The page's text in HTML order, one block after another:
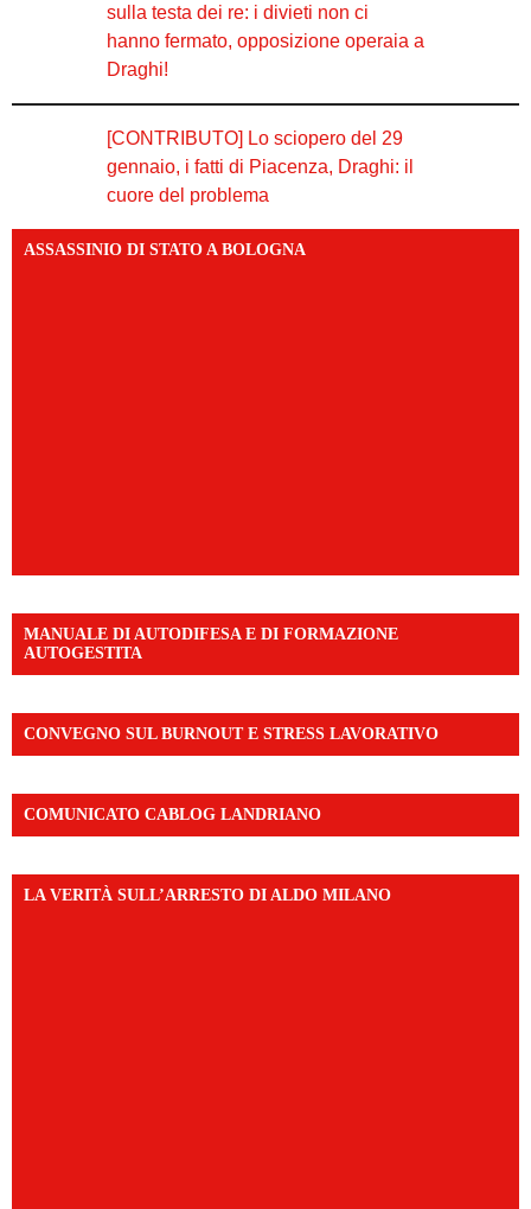
sulla testa dei re: i divieti non ci
hanno fermato, opposizione operaia a
Draghi!
[CONTRIBUTO] Lo sciopero del 29
gennaio, i fatti di Piacenza, Draghi: il
cuore del problema
ASSASSINIO DI STATO A BOLOGNA
MANUALE DI AUTODIFESA E DI FORMAZIONE
AUTOGESTITA
CONVEGNO SUL BURNOUT E STRESS LAVORATIVO
COMUNICATO CABLOG LANDRIANO
LA VERITÀ SULL’ARRESTO DI ALDO MILANO